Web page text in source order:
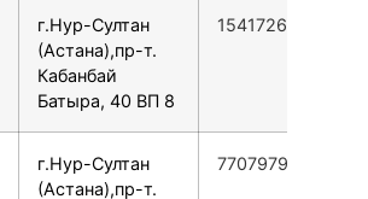
г.Нур-Султан
(Астана),пр-т.
Кабанбай
Батыра, 40 ВП 8
154172646475
г.Нур-Султан
(Астана),пр-т.
77079790303